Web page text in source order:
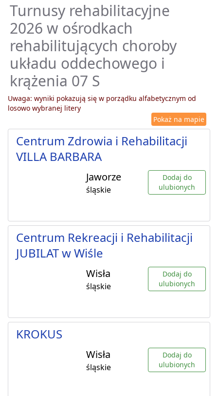
Turnusy rehabilitacyjne
2026 w ośrodkach
rehabilitujących choroby
układu oddechowego i
krążenia 07 S
Uwaga: wyniki pokazują się w porządku alfabetycznym od
losowo wybranej litery
Pokaż na mapie
Centrum Zdrowia i Rehabilitacji
VILLA BARBARA
Jaworze
śląskie
Dodaj do
ulubionych
Centrum Rekreacji i Rehabilitacji
JUBILAT w Wiśle
Wisła
śląskie
Dodaj do
ulubionych
KROKUS
Wisła
śląskie
Dodaj do
ulubionych